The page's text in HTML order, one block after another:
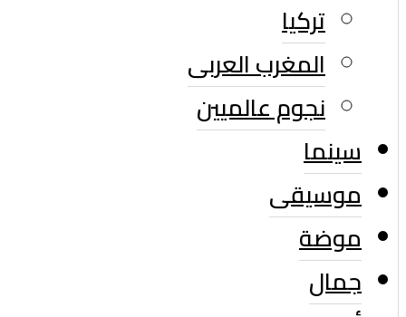
تركيا
المغرب العربى
نجوم عالميين
سينما
موسيقى
موضة
جمال